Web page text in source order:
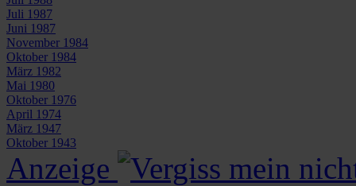
Juli 1987
Juni 1987
November 1984
Oktober 1984
März 1982
Mai 1980
Oktober 1976
April 1974
März 1947
Oktober 1943
Anzeige